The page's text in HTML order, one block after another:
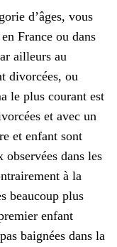
d’âges, vous
France ou dans
ailleurs au
divorcées, ou
le plus courant est
et avec un
et enfant sont
dans les
à la
beaucoup plus
enfant
baignées dans la